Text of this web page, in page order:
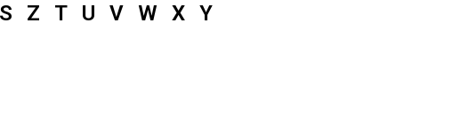
S Z T U V W X Y